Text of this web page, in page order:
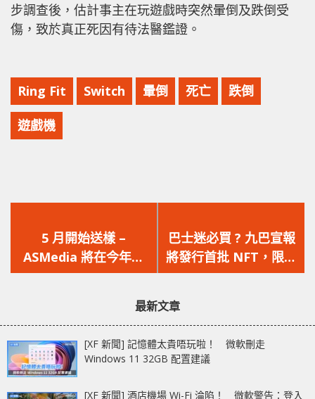
步調查後，估計事主在玩遊戲時突然暈倒及跌倒受
傷，致於真正死因有待法醫鑑證。
Ring Fit Switch 暈倒 死亡 跌倒
遊戲機
一
篇
文
5 月開始送樣 –
ASMedia 將在今年推
出 USB 4 控制晶片並通
一
篇
文
巴士迷必買 ? 九巴宣報
將發行首批 NFT，限量
二千個
最新文章
[XF 新聞] 記憶體太貴唔玩啦！ 微軟刪走
Windows 11 32GB 配置建議
[XF 新聞] 酒店機場 Wi-Fi 淪陷！ 微軟警告：登入